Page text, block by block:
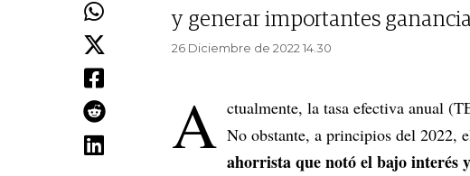
y generar importantes
26 Diciembre de 2022 14.30
A ctualmente, la tasa efectiva anual
No obstante, a principios del 2022,
ahorrista que notó el bajo interés